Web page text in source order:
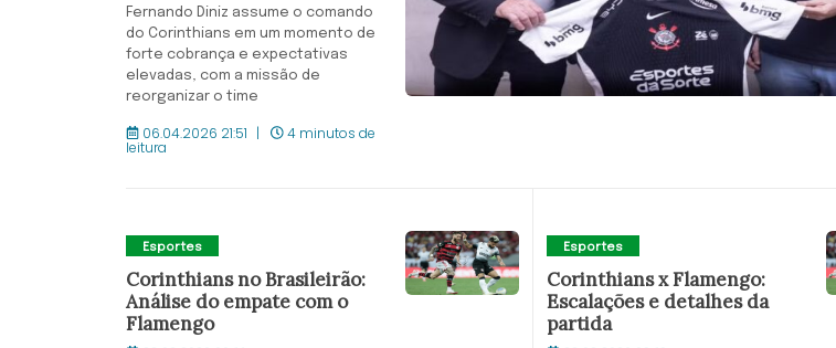
Fernando Diniz assume o comando
do Corinthians em um momento de
forte cobrança e expectativas
elevadas, com a missão de
reorganizar o time
06.04.2026 21:51 4 minutos de
leitura
Esportes
Corinthians no Brasileirão:
Análise do empate com o
Flamengo
Esportes
Corinthians x Flamengo:
Escalações e detalhes da
partida